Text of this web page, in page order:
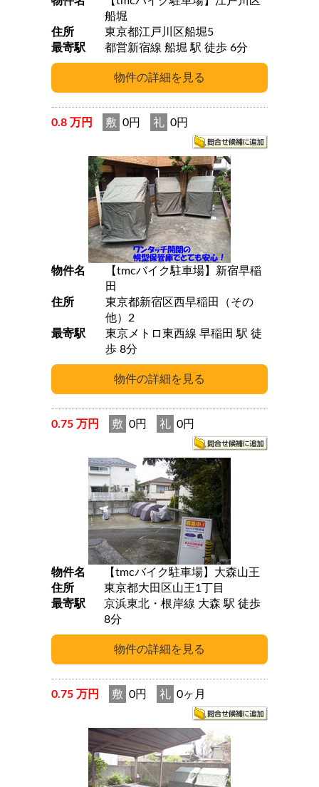
船堀
住所
東京都江戸川区船堀5
最寄駅
都営新宿線 船堀 駅 徒歩 6分
0.8 万円 敷 0円 礼 0円
物件名
【tmcバイク駐車場】新宿早稲
田
住所
東京都新宿区西早稲田（その
他）2
最寄駅
東京メトロ東西線 早稲田 駅 徒
歩 8分
0.75 万円 敷 0円 礼 0円
物件名
【tmcバイク駐車場】大森山王
住所
東京都大田区山王1丁目
最寄駅
京浜東北・根岸線 大森 駅 徒歩
8分
0.75 万円 敷 0円 礼 0ヶ月